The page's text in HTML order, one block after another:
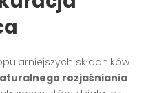
składników
rozjaśniania